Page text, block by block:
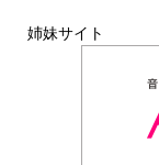
姉妹サイト